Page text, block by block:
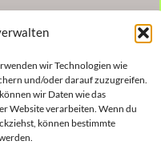
wir Technologien wie
und/oder darauf zuzugreifen.
wir Daten wie das
Website verarbeiten. Wenn du
können bestimmte
in